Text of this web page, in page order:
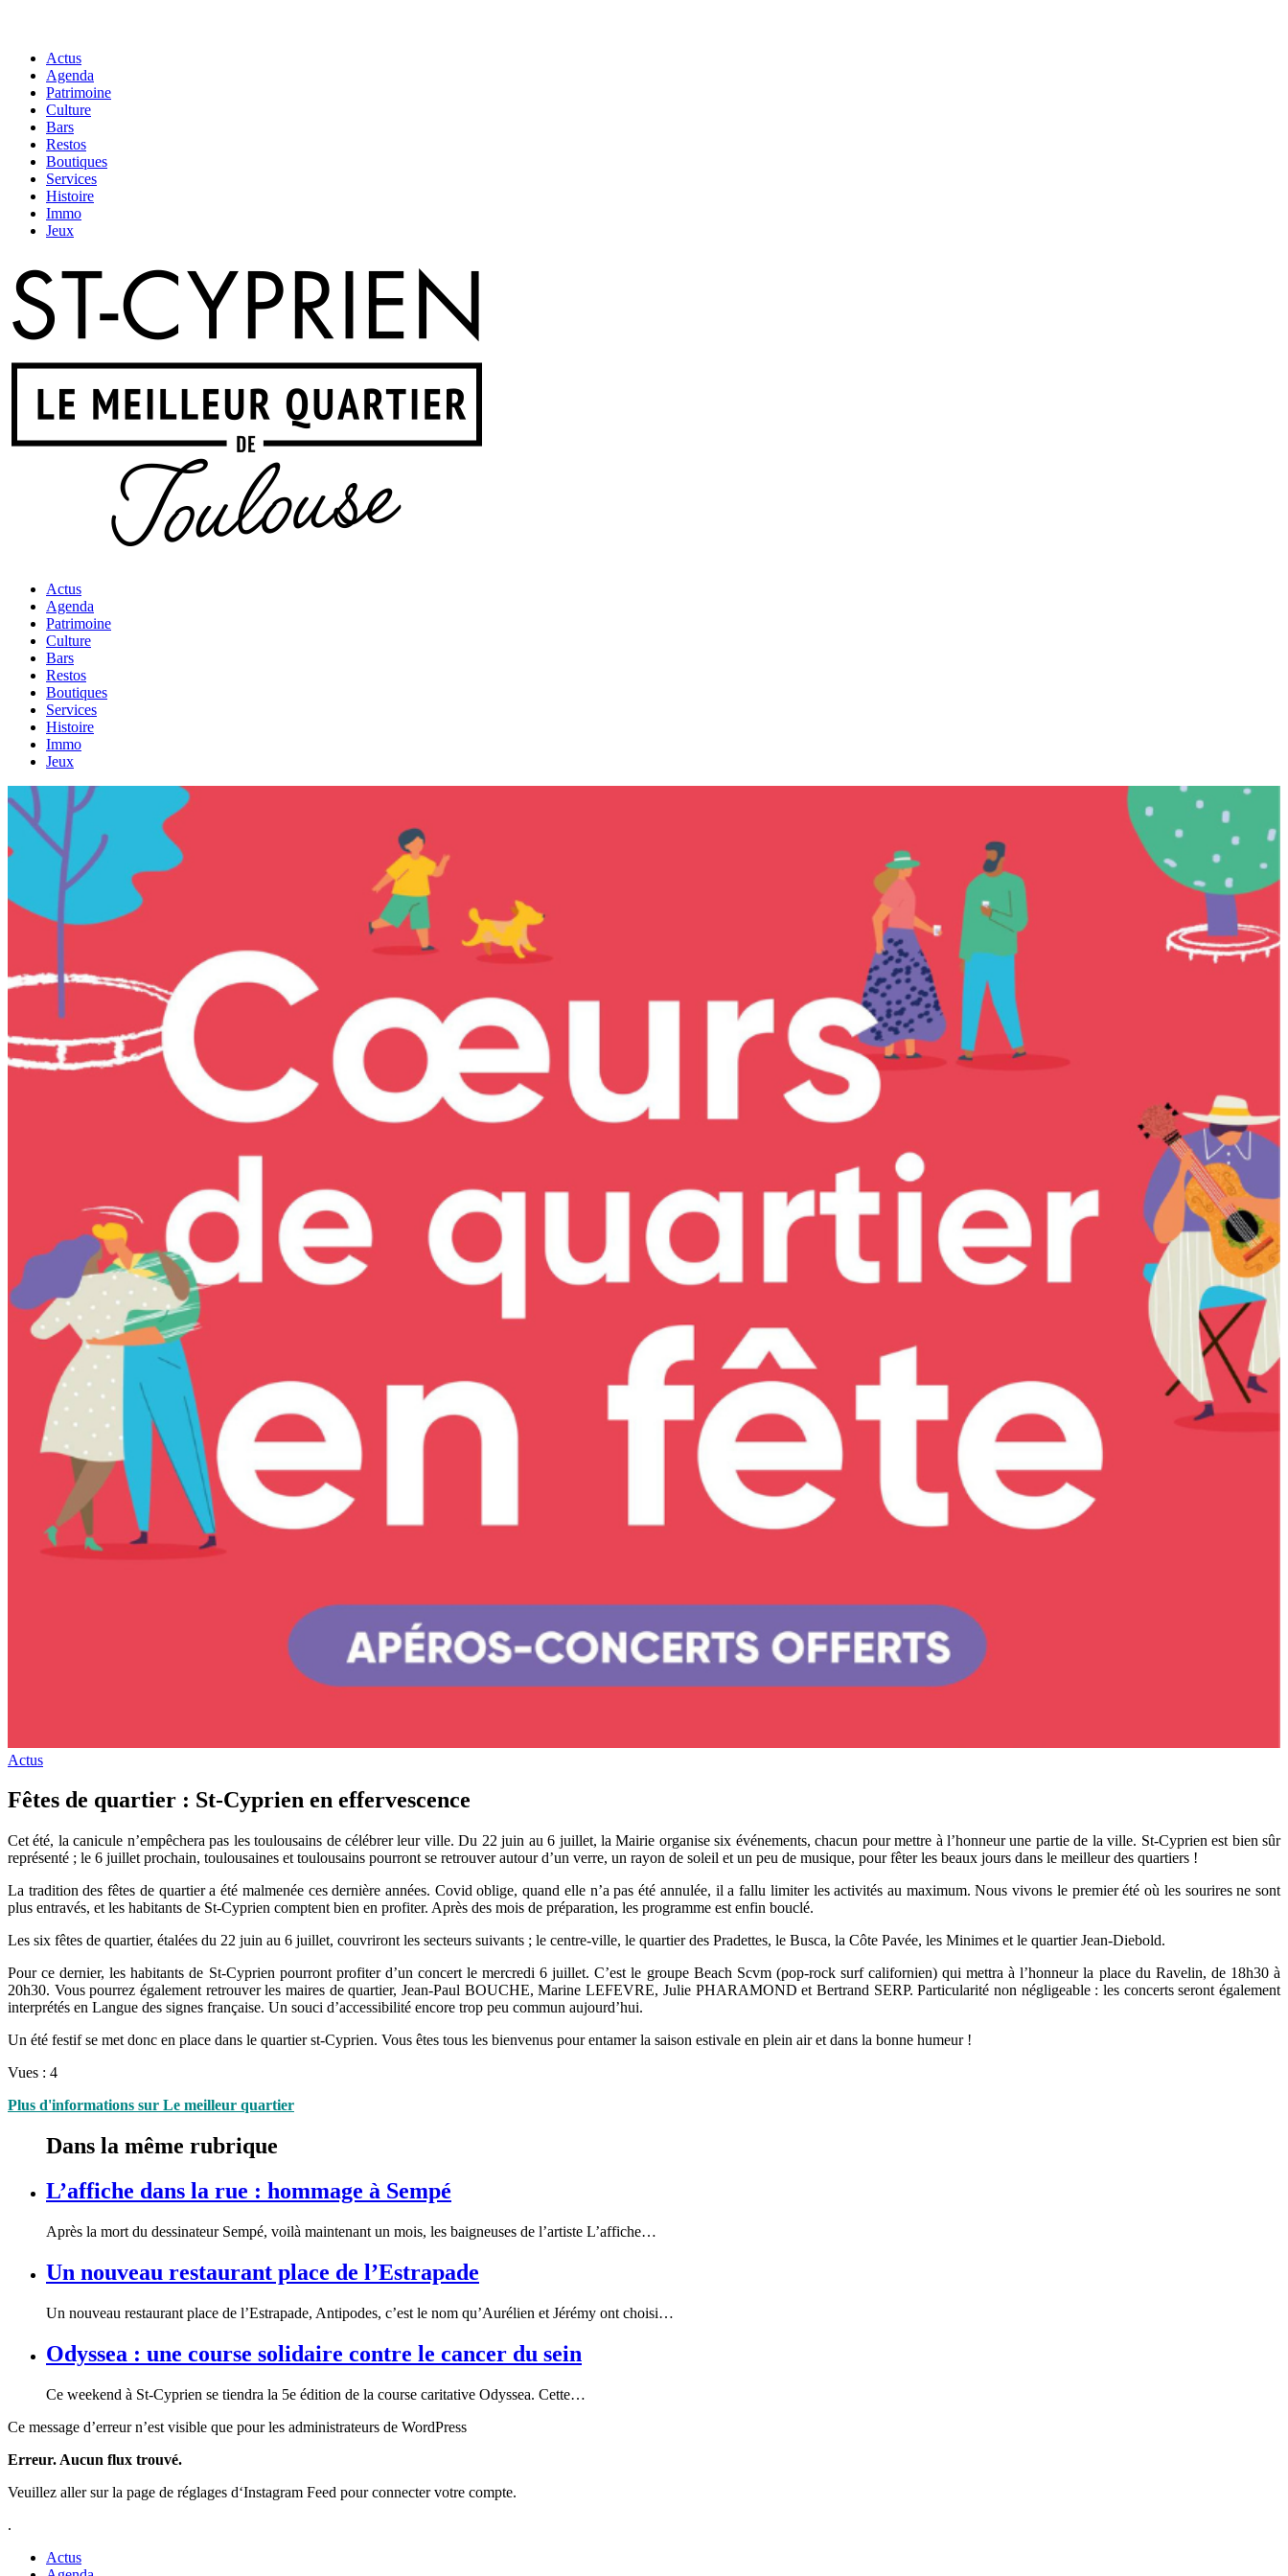
Actus
Agenda
Patrimoine
Culture
Bars
Restos
Boutiques
Services
Histoire
Immo
Jeux
Actus
Agenda
Patrimoine
Culture
Bars
Restos
Boutiques
Services
Histoire
Immo
Jeux
Actus
Fêtes de quartier : St-Cyprien en effervescence
Cet été, la canicule n’empêchera pas les toulousains de célébrer leur ville. Du 22 juin au 6 juillet, la Mairie organise six événements, chacun pour mettre à l’honneur une partie de la ville. St-Cyprien est bien sûr
représenté ; le 6 juillet prochain, toulousaines et toulousains pourront se retrouver autour d’un verre, un rayon de soleil et un peu de musique, pour fêter les beaux jours dans le meilleur des quartiers !
La tradition des fêtes de quartier a été malmenée ces dernière années. Covid oblige, quand elle n’a pas été annulée, il a fallu limiter les activités au maximum. Nous vivons le premier été où les sourires ne sont
plus entravés, et les habitants de St-Cyprien comptent bien en profiter. Après des mois de préparation, les programme est enfin bouclé.
Les six fêtes de quartier, étalées du 22 juin au 6 juillet, couvriront les secteurs suivants ; le centre-ville, le quartier des Pradettes, le Busca, la Côte Pavée, les Minimes et le quartier Jean-Diebold.
Pour ce dernier, les habitants de St-Cyprien pourront profiter d’un concert le mercredi 6 juillet. C’est le groupe Beach Scvm (pop-rock surf californien) qui mettra à l’honneur la place du Ravelin, de 18h30 à
20h30. Vous pourrez également retrouver les maires de quartier, Jean-Paul BOUCHE, Marine LEFEVRE, Julie PHARAMOND et Bertrand SERP. Particularité non négligeable : les concerts seront également
interprétés en Langue des signes française. Un souci d’accessibilité encore trop peu commun aujourd’hui.
Un été festif se met donc en place dans le quartier st-Cyprien. Vous êtes tous les bienvenus pour entamer la saison estivale en plein air et dans la bonne humeur !
Vues : 4
Plus d'informations sur Le meilleur quartier
Dans la même rubrique
L’affiche dans la rue : hommage à Sempé
Après la mort du dessinateur Sempé, voilà maintenant un mois, les baigneuses de l’artiste L’affiche…
Un nouveau restaurant place de l’Estrapade
Un nouveau restaurant place de l’Estrapade, Antipodes, c’est le nom qu’Aurélien et Jérémy ont choisi…
Odyssea : une course solidaire contre le cancer du sein
Ce weekend à St-Cyprien se tiendra la 5e édition de la course caritative Odyssea. Cette…
Ce message d’erreur n’est visible que pour les administrateurs de WordPress
Erreur. Aucun flux trouvé.
Veuillez aller sur la page de réglages d‘Instagram Feed pour connecter votre compte.
.
Actus